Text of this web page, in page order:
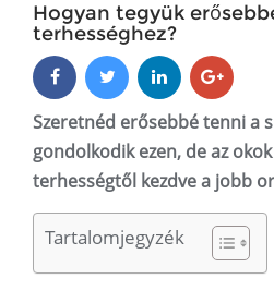
Hogyan tegyük
terhességhez?
Szeretnéd erősebbé tenni a
gondolkodik ezen, de az
terhességtől kezdve a jobb
Tartalomjegyzék